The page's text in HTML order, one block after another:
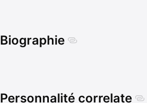
Biographie
Personnalité correlate